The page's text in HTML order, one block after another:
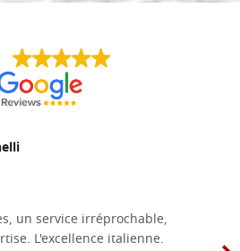
un service irréprochable,
L'excellence italienne.